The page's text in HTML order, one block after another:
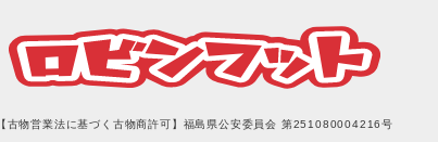
【古物営業法に基づく古物商許可】福島県公安委員会 第251080004216号